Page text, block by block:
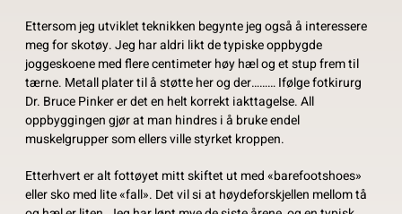
Ettersom jeg utviklet teknikken begynte jeg også å interessere
meg for skotøy. Jeg har aldri likt de typiske oppbygde
joggeskoene med flere centimeter høy hæl og et stup frem til
tærne. Metall plater til å støtte her og der……… Ifølge fotkirurg
Dr. Bruce Pinker er det en helt korrekt iakttagelse. All
oppbyggingen gjør at man hindres i å bruke endel
muskelgrupper som ellers ville styrket kroppen.
Etterhvert er alt fottøyet mitt skiftet ut med «barefootshoes»
eller sko med lite «fall». Det vil si at høydeforskjellen mellom tå